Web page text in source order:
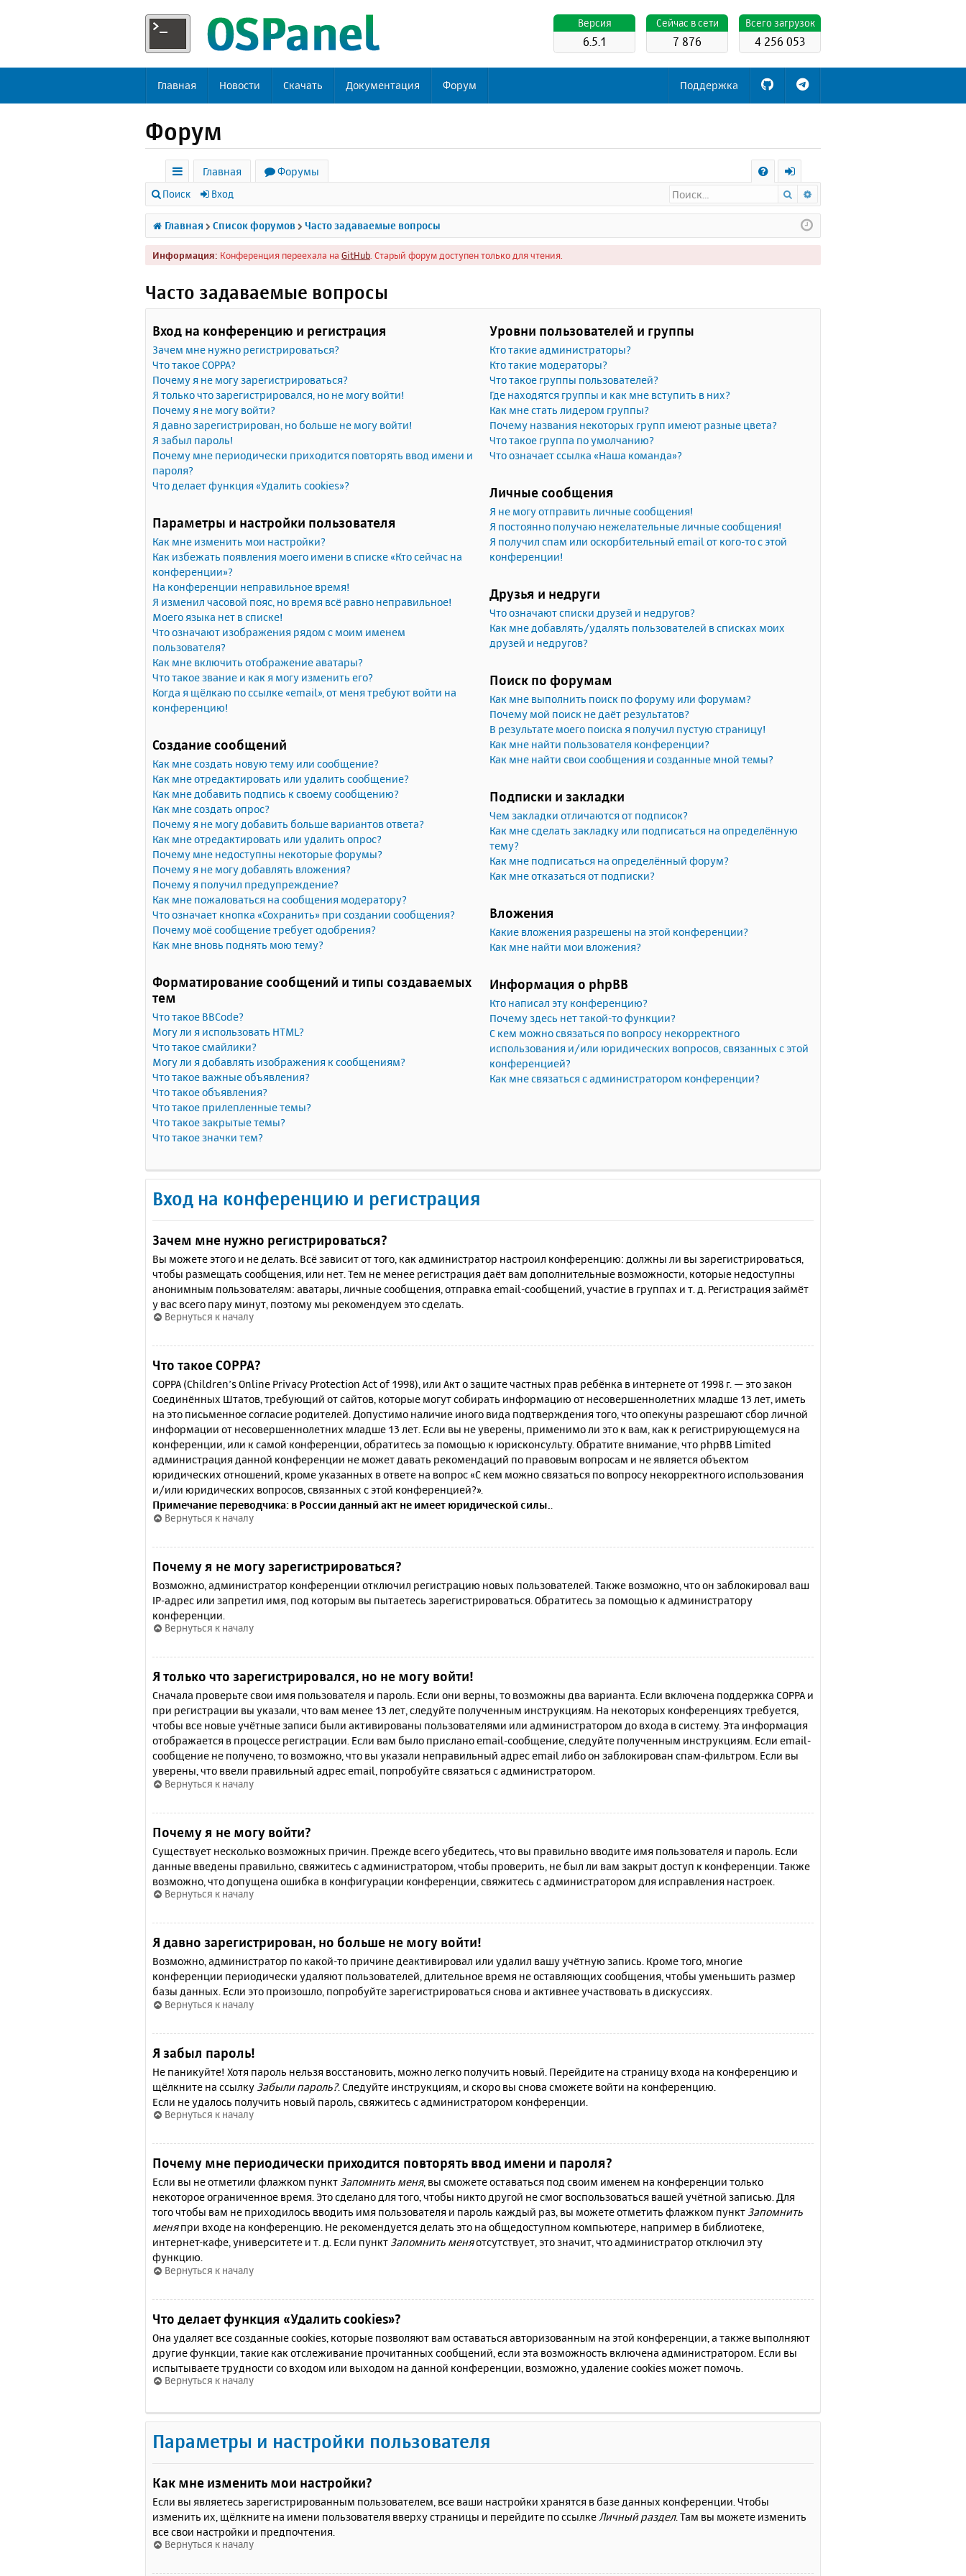
Всего загрузок
4 256 053
Cейчас в сети
7 876
Версия
6.5.1
Главная Новости Скачать Документация Форум Поддержка
Форум
с
ы
л
к
Главная
Форумы
Q
х
о
д
Поиск Вход Поиск
Главная Список форумов Часто задаваемые вопросы
Информация: Конференция переехала на GitHub . Старый форум доступен только для чтения.
Часто задаваемые вопросы
Вход на конференцию и регистрация
Зачем мне нужно регистрироваться?
Что такое COPPA?
Почему я не могу зарегистрироваться?
Я только что зарегистрировался, но не могу войти!
Почему я не могу войти?
Я давно зарегистрирован, но больше не могу войти!
Я забыл пароль!
Почему мне периодически приходится повторять ввод имени и
пароля?
Что делает функция «Удалить cookies»?
Параметры и настройки пользователя
Как мне изменить мои настройки?
Как избежать появления моего имени в списке «Кто сейчас на
конференции»?
На конференции неправильное время!
Я изменил часовой пояс, но время всё равно неправильное!
Моего языка нет в списке!
Что означают изображения рядом с моим именем
пользователя?
Как мне включить отображение аватары?
Что такое звание и как я могу изменить его?
Когда я щёлкаю по ссылке «email», от меня требуют войти на
конференцию!
Создание сообщений
Как мне создать новую тему или сообщение?
Как мне отредактировать или удалить сообщение?
Как мне добавить подпись к своему сообщению?
Как мне создать опрос?
Почему я не могу добавить больше вариантов ответа?
Как мне отредактировать или удалить опрос?
Почему мне недоступны некоторые форумы?
Почему я не могу добавлять вложения?
Почему я получил предупреждение?
Как мне пожаловаться на сообщения модератору?
Что означает кнопка «Сохранить» при создании сообщения?
Почему моё сообщение требует одобрения?
Как мне вновь поднять мою тему?
Форматирование сообщений и типы создаваемых
тем
Что такое BBCode?
Могу ли я использовать HTML?
Что такое смайлики?
Могу ли я добавлять изображения к сообщениям?
Что такое важные объявления?
Что такое объявления?
Что такое прилепленные темы?
Что такое закрытые темы?
Что такое значки тем?
Уровни пользователей и группы
Кто такие администраторы?
Кто такие модераторы?
Что такое группы пользователей?
Где находятся группы и как мне вступить в них?
Как мне стать лидером группы?
Почему названия некоторых групп имеют разные цвета?
Что такое группа по умолчанию?
Что означает ссылка «Наша команда»?
Личные сообщения
Я не могу отправить личные сообщения!
Я постоянно получаю нежелательные личные сообщения!
Я получил спам или оскорбительный email от кого-то с этой
конференции!
Друзья и недруги
Что означают списки друзей и недругов?
Как мне добавлять/удалять пользователей в списках моих
друзей и недругов?
Поиск по форумам
Как мне выполнить поиск по форуму или форумам?
Почему мой поиск не даёт результатов?
В результате моего поиска я получил пустую страницу!
Как мне найти пользователя конференции?
Как мне найти свои сообщения и созданные мной темы?
Подписки и закладки
Чем закладки отличаются от подписок?
Как мне сделать закладку или подписаться на определённую
тему?
Как мне подписаться на определённый форум?
Как мне отказаться от подписки?
Вложения
Какие вложения разрешены на этой конференции?
Как мне найти мои вложения?
Информация о phpBB
Кто написал эту конференцию?
Почему здесь нет такой-то функции?
С кем можно связаться по вопросу некорректного
использования и/или юридических вопросов, связанных с этой
конференцией?
Как мне связаться с администратором конференции?
Вход на конференцию и регистрация
Зачем мне нужно регистрироваться?
Вы можете этого и не делать. Всё зависит от того, как администратор настроил конференцию: должны ли вы зарегистрироваться,
чтобы размещать сообщения, или нет. Тем не менее регистрация даёт вам дополнительные возможности, которые недоступны
анонимным пользователям: аватары, личные сообщения, отправка email-сообщений, участие в группах и т. д. Регистрация займёт
у вас всего пару минут, поэтому мы рекомендуем это сделать.
Вернуться к началу
Что такое COPPA?
COPPA (Children’s Online Privacy Protection Act of 1998), или Акт о защите частных прав ребёнка в интернете от 1998 г. — это закон
Соединённых Штатов, требующий от сайтов, которые могут собирать информацию от несовершеннолетних младше 13 лет, иметь
на это письменное согласие родителей. Допустимо наличие иного вида подтверждения того, что опекуны разрешают сбор личной
информации от несовершеннолетних младше 13 лет. Если вы не уверены, применимо ли это к вам, как к регистрирующемуся на
конференции, или к самой конференции, обратитесь за помощью к юрисконсульту. Обратите внимание, что phpBB Limited
администрация данной конференции не может давать рекомендаций по правовым вопросам и не является объектом
юридических отношений, кроме указанных в ответе на вопрос «С кем можно связаться по вопросу некорректного использования
и/или юридических вопросов, связанных с этой конференцией?».
Примечание переводчика: в России данный акт не имеет юридической силы..
Вернуться к началу
Почему я не могу зарегистрироваться?
Возможно, администратор конференции отключил регистрацию новых пользователей. Также возможно, что он заблокировал ваш
IP-адрес или запретил имя, под которым вы пытаетесь зарегистрироваться. Обратитесь за помощью к администратору
конференции.
Вернуться к началу
Я только что зарегистрировался, но не могу войти!
Сначала проверьте свои имя пользователя и пароль. Если они верны, то возможны два варианта. Если включена поддержка COPPA и
при регистрации вы указали, что вам менее 13 лет, следуйте полученным инструкциям. На некоторых конференциях требуется,
чтобы все новые учётные записи были активированы пользователями или администратором до входа в систему. Эта информация
отображается в процессе регистрации. Если вам было прислано email-сообщение, следуйте полученным инструкциям. Если email-
сообщение не получено, то возможно, что вы указали неправильный адрес email либо он заблокирован спам-фильтром. Если вы
уверены, что ввели правильный адрес email, попробуйте связаться с администратором.
Вернуться к началу
Почему я не могу войти?
Существует несколько возможных причин. Прежде всего убедитесь, что вы правильно вводите имя пользователя и пароль. Если
данные введены правильно, свяжитесь с администратором, чтобы проверить, не был ли вам закрыт доступ к конференции. Также
возможно, что допущена ошибка в конфигурации конференции, свяжитесь с администратором для исправления настроек.
Вернуться к началу
Я давно зарегистрирован, но больше не могу войти!
Возможно, администратор по какой-то причине деактивировал или удалил вашу учётную запись. Кроме того, многие
конференции периодически удаляют пользователей, длительное время не оставляющих сообщения, чтобы уменьшить размер
базы данных. Если это произошло, попробуйте зарегистрироваться снова и активнее участвовать в дискуссиях.
Вернуться к началу
Я забыл пароль!
Не паникуйте! Хотя пароль нельзя восстановить, можно легко получить новый. Перейдите на страницу входа на конференцию и
щёлкните на ссылку Забыли пароль?. Следуйте инструкциям, и скоро вы снова сможете войти на конференцию.
Если не удалось получить новый пароль, свяжитесь с администратором конференции.
Вернуться к началу
Почему мне периодически приходится повторять ввод имени и пароля?
Если вы не отметили флажком пункт Запомнить меня, вы сможете оставаться под своим именем на конференции только
некоторое ограниченное время. Это сделано для того, чтобы никто другой не смог воспользоваться вашей учётной записью. Для
того чтобы вам не приходилось вводить имя пользователя и пароль каждый раз, вы можете отметить флажком пункт Запомнить
меняпри входе на конференцию. Не рекомендуется делать это на общедоступном компьютере, например в библиотеке,
интернет-кафе, университете и т. д. Если пункт Запомнить меняотсутствует, это значит, что администратор отключил эту
функцию.
Вернуться к началу
Что делает функция «Удалить cookies»?
Она удаляет все созданные cookies, которые позволяют вам оставаться авторизованным на этой конференции, а также выполняют
другие функции, такие как отслеживание прочитанных сообщений, если эта возможность включена администратором. Если вы
испытываете трудности со входом или выходом на данной конференции, возможно, удаление cookies может помочь.
Вернуться к началу
Параметры и настройки пользователя
Как мне изменить мои настройки?
Если вы являетесь зарегистрированным пользователем, все ваши настройки хранятся в базе данных конференции. Чтобы
изменить их, щёлкните на имени пользователя вверху страницы и перейдите по ссылке Личный раздел. Там вы можете изменить
все свои настройки и предпочтения.
Вернуться к началу